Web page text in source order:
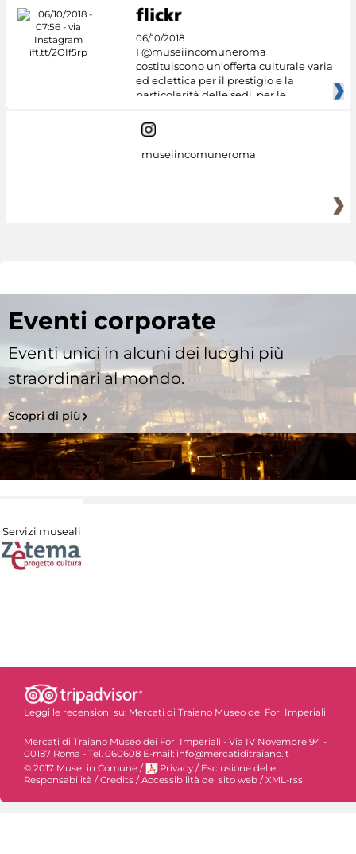
06/10/2018
I @museiincomuneroma
costituiscono un’offerta culturale varia
ed eclettica per il prestigio e la
particolarità delle sedi, per le
museiincomuneroma
Eventi corporate
Eventi unici in alcuni dei luoghi più
straordinari al mondo.
Scopri di più
Servizi museali
Leggi le recensioni su: Mercati di Traiano Museo dei Fori Imperiali
Mercati di Traiano Museo dei Fori Imperiali - Via IV Novembre 94 -
00187 Roma - Tel. 060608 E-mail: info@mercatiditraiano.it
© 2017 Musei in Comune / Privacy / Esclusione delle
Responsabilità / Credits / Accessibilità del sito web / XML-rss